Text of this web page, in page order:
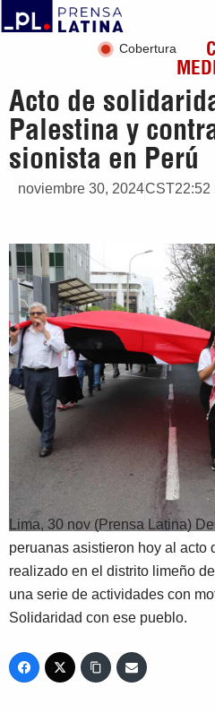
Cobertura
Acto de
Palestina y
sionista en Perú
noviembre 30, 2024CST22:52
Lima, 30 nov (Prensa Latina)
peruanas asistieron hoy al acto
realizado en el distrito limeño
una serie de actividades con
Solidaridad con ese pueblo.